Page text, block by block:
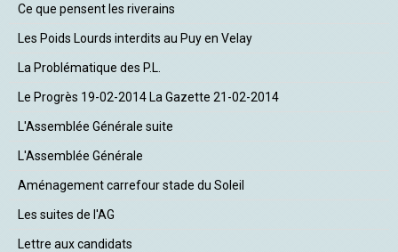
Ce que pensent les riverains
Les Poids Lourds interdits au Puy en Velay
La Problématique des P.L.
Le Progrès 19-02-2014 La Gazette 21-02-2014
L'Assemblée Générale suite
L'Assemblée Générale
Aménagement carrefour stade du Soleil
Les suites de l'AG
Lettre aux candidats